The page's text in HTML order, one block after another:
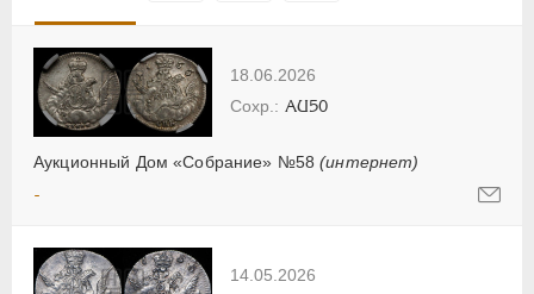
18.06.2026
Аукционный Дом «Собрание» №58(интернет)
AU50
-
14.05.2026